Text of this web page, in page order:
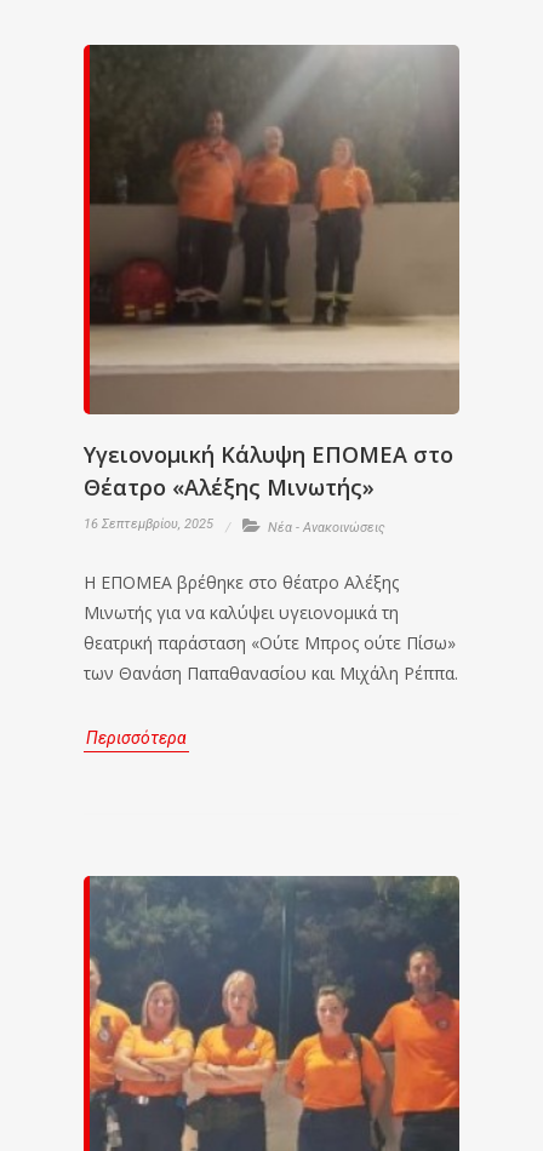
Υγειονομική Κάλυψη ΕΠΟΜΕΑ στο
Θέατρο «Αλέξης Μινωτής»
16 Σεπτεμβρίου, 2025 Νέα - Ανακοινώσεις
Η ΕΠΟΜΕΑ βρέθηκε στο θέατρο Αλέξης
Μινωτής για να καλύψει υγειονομικά τη
θεατρική παράσταση «Ούτε Μπρος ούτε Πίσω»
των Θανάση Παπαθανασίου και Μιχάλη Ρέππα.
Περισσότερα